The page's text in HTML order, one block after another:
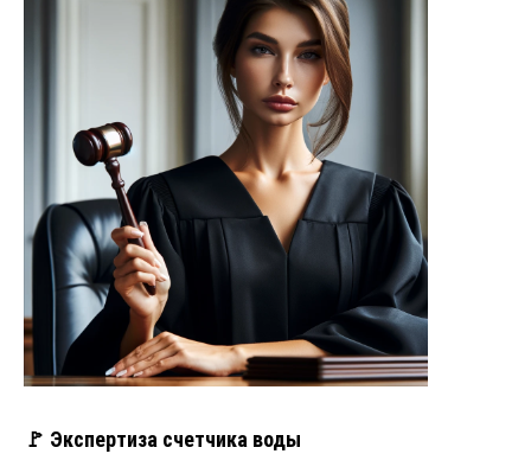
🚩 Экспертиза счетчика воды